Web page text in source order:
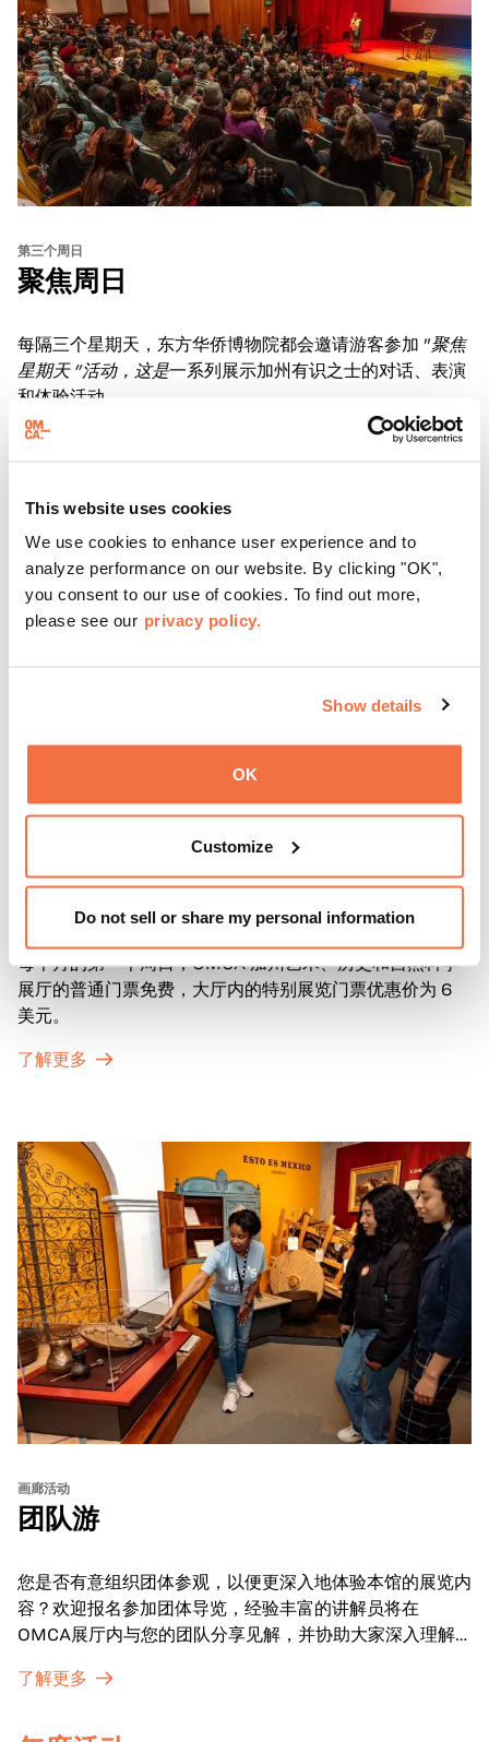
This website uses cookies
We use cookies to enhance user experience and to
analyze performance on our website. By clicking "OK",
you consent to our use of cookies. To find out more,
please see our privacy policy.
Show details
OK
Customize
Do not sell or share my personal information
第三个周日
聚焦周日
每隔三个星期天，东方华侨博物院都会邀请游客参加 "聚焦
星期天 "活动，这是一系列展示加州有识之士的对话、表演
和体验活动。
了解更多
第一主日
每个月的第一个周日，OMCA 加州艺术、历史和自然科学
展厅的普通门票免费，大厅内的特别展览门票优惠价为 6
美元。
了解更多
画廊活动
团队游
您是否有意组织团体参观，以便更深入地体验本馆的展览内
容？欢迎报名参加团体导览，经验丰富的讲解员将在
OMCA展厅内与您的团队分享见解，并协助大家深入理解
了解更多